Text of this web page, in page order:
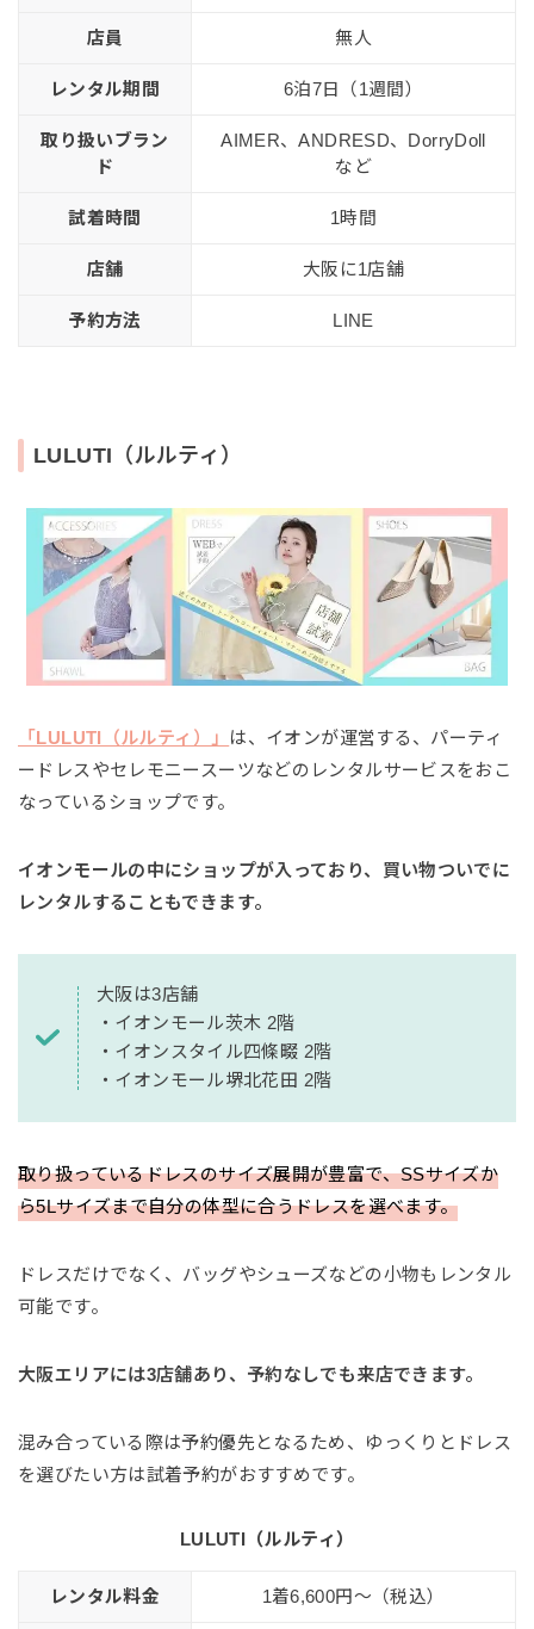
店員 無人
レンタル期間 6泊7日（1週間）
取り扱いブラン
ド
AIMER、ANDRESD、DorryDoll
など
試着時間 1時間
店舗 大阪に1店舗
予約方法 LINE
LULUTI（ルルティ）
「LULUTI（ルルティ）」
は、イオンが運営する、パーティ
ードレスやセレモニースーツなどのレンタルサービスをおこ
なっているショップです。
イオンモールの中にショップが入っており、買い物ついでに
レンタルすることもできます。
大阪は3店舗
・イオンモール茨木 2階
・イオンスタイル四條畷 2階
・イオンモール堺北花田 2階
取り扱っているドレスのサイズ展開が豊富で、SSサイズか
ら5Lサイズまで自分の体型に合うドレスを選べます。
ドレスだけでなく、バッグやシューズなどの小物もレンタル
可能です。
大阪エリアには3店舗あり、予約なしでも来店できます。
混み合っている際は予約優先となるため、ゆっくりとドレス
を選びたい方は試着予約がおすすめです。
LULUTI（ルルティ）
レンタル料金 1着6,600円〜（税込）